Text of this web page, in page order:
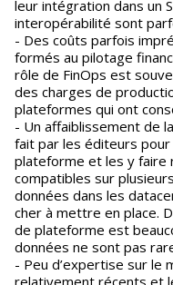
leur intégration dans un
interopérabilité sont
- Des coûts parfois
formés au pilotage
rôle de FinOps est
des charges de
plateformes qui ont
- Un affaiblissement de
fait par les éditeurs
plateforme et les y faire
compatibles sur
données dans les
cher à mettre en place.
de plateforme est
données ne sont pas
- Peu d’expertise sur le
relativement récents et